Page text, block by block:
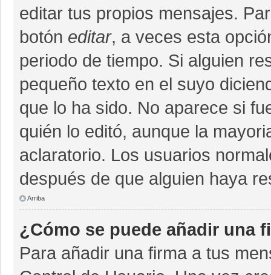
editar tus propios mensajes.
botón editar, a veces esta
periodo de tiempo. Si alguien
pequeño texto en el suyo
que lo ha sido. No aparece si
quién lo editó, aunque la
aclaratorio. Los usuarios
después de que alguien haya
Arriba
¿Cómo se puede añadir una
Para añadir una firma a tus